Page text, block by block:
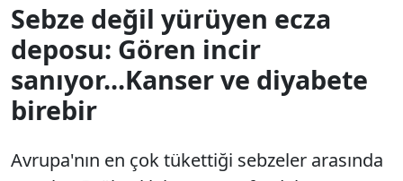
Sebze değil yürüyen ecza
deposu: Gören incir
sanıyor...Kanser ve diyabete
birebir
Avrupa'nın en çok tükettiği sebzeler arasında